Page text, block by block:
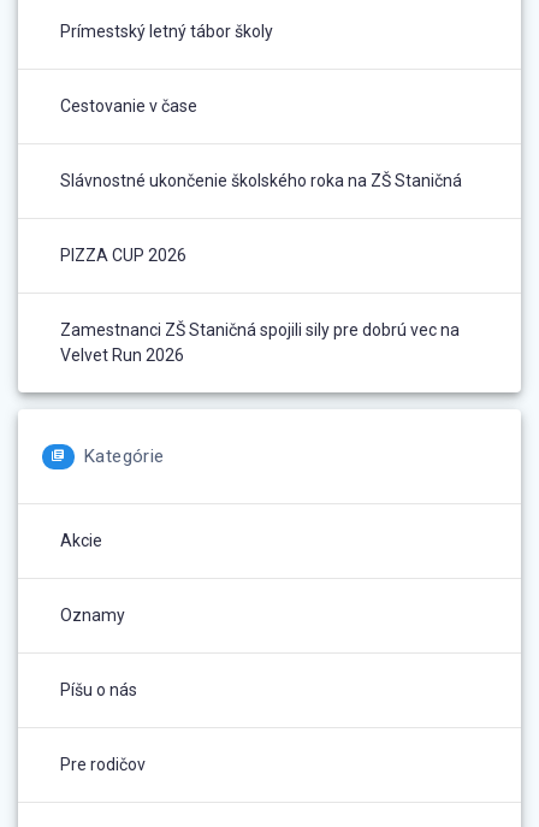
Prímestský letný tábor školy
Cestovanie v čase
Slávnostné ukončenie školského roka na ZŠ Staničná
PIZZA CUP 2026
Zamestnanci ZŠ Staničná spojili sily pre dobrú vec na
Velvet Run 2026
Kategórie
Akcie
Oznamy
Píšu o nás
Pre rodičov